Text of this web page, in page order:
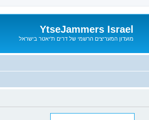
YtseJammers Israel
מועדון המעריצים הרשמי של דרים ת'יאטר בישראל